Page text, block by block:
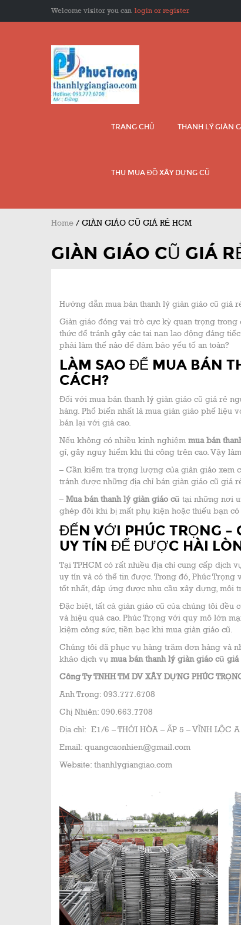
Welcome visitor you can login or register
TRANG CHỦ THANH LÝ GIÀN
THU MUA ĐỒ XÂY DỰNG CŨ
Home / GIÀN GIÁO CŨ GIÁ RẺ HCM
GIÀN GIÁO CŨ GIÁ
Hướng dẫn mua bán thanh lý giàn giáo cũ giá
Giàn giáo đóng vai trò cực kỳ quan trọng
thức để tránh gây các tai nạn lao động đáng
phải làm thế nào để đảm bảo yếu tố an toàn?
LÀM SAO ĐỂ MUA BÁN
CÁCH?
Đối với mua bán thanh lý giàn giáo cũ giá rẻ
hàng. Phổ biến nhất là mua giàn giáo phế liệu
bán lại với giá cao.
Nếu không có nhiều kinh nghiệm mua bán
gỉ, gây nguy hiểm khi thi công trên cao. Vậy
– Cần kiểm tra trọng lượng của giàn giáo xem
tránh được những địa chỉ bán giàn giáo cũ giá
– Mua bán thanh lý giàn giáo cũ tại những nơi
ghép đôi khi bị mất phụ kiện hoặc thiếu bạn
ĐẾN VỚI PHÚC TRỌNG –
UY TÍN ĐỂ ĐƯỢC HÀI
Tại TPHCM có rất nhiều địa chỉ cung cấp dịch
uy tín và có thể tin được. Trong đó, Phúc
tốt nhất, đáp ứng được nhu cầu xây dựng, môi
Đặc biệt, tất cả giàn giáo cũ của chúng tôi đều
và hiệu quả cao. Phúc Trọng với quy mô lớn
kiệm công sức, tiền bạc khi mua giàn giáo cũ.
Chúng tôi đã phục vụ hàng trăm đơn hàng và
khảo dịch vụ mua bán thanh lý giàn giáo cũ
Công Ty TNHH TM DV XÂY DỰNG PHÚC
Anh Trọng: 093.777.6708
Chị Nhiên: 090.663.7708
Địa chỉ: E1/6 – THỚI HÒA – ẤP 5 – VĨNH LỘC
Email: quangcaonhien@gmail.com
Website: thanhlygiangiao.com